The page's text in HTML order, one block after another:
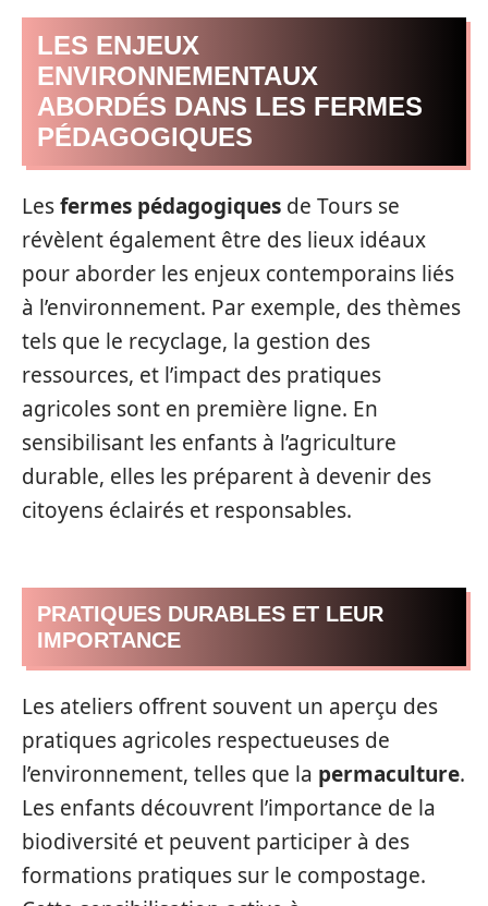
LES ENJEUX
ENVIRONNEMENTAUX
ABORDÉS DANS LES FERMES
PÉDAGOGIQUES
Lesfermes pédagogiques de Tours se
révèlent également être des lieux idéaux
pour aborder les enjeux contemporains liés
à l’environnement. Par exemple, des thèmes
tels que le recyclage, la gestion des
ressources, et l’impact des pratiques
agricoles sont en première ligne. En
sensibilisant les enfants à l’agriculture
durable, elles les préparent à devenir des
citoyens éclairés et responsables.
PRATIQUES DURABLES ET LEUR
IMPORTANCE
Les ateliers offrent souvent un aperçu des
pratiques agricoles respectueuses de
l’environnement, telles que la permaculture.
Les enfants découvrent l’importance de la
biodiversité et peuvent participer à des
formations pratiques sur le compostage.